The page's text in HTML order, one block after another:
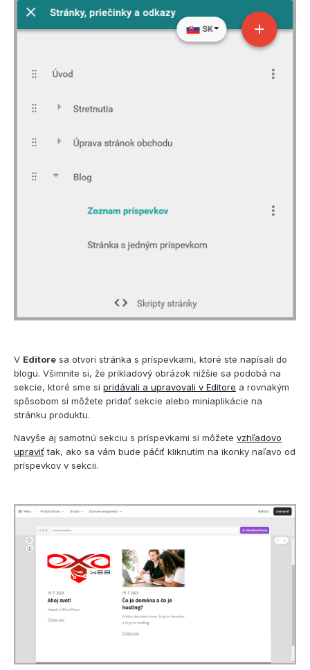
V Editore sa otvorí stránka s príspevkami, ktoré ste napísali do
blogu. Všimnite si, že príkladový obrázok nižšie sa podobá na
sekcie, ktoré sme si pridávali a upravovali v Editore a rovnakým
spôsobom si môžete pridať sekcie alebo miniaplikácie na
stránku produktu.
Navyše aj samotnú sekciu s príspevkami si môžete vzhľadovo
upraviť tak, ako sa vám bude páčiť kliknutím na ikonky naľavo od
príspevkov v sekcii.